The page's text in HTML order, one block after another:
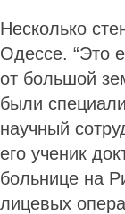
Несколько
Одессе. “Это
от большой
были
научный
его ученик
больнице на
лицевых